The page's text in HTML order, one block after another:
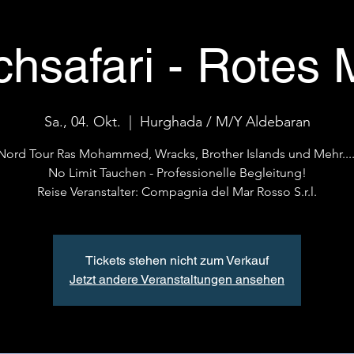
- Rotes
Sa., 04. Okt. Hurghada / M/Y Aldebaran
Tour Ras Mohammed, Wracks, Brother Islands und
No Limit Tauchen - Professionelle Begleitung!
Reise Veranstalter: Compagnia del Mar Rosso S.r.l.
Tickets stehen nicht zum Verkauf
Jetzt andere Veranstaltungen ansehen